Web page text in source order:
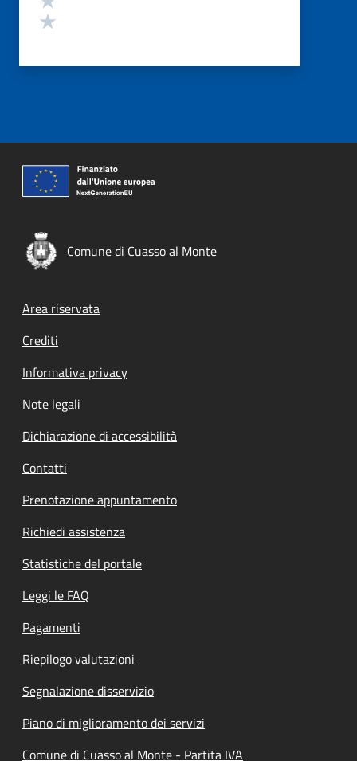
Comune di Cuasso al Monte
Footer menu
Area riservata
Crediti
Informativa privacy
Note legali
Dichiarazione di accessibilità
Contatti
Prenotazione appuntamento
Richiedi assistenza
Statistiche del portale
Leggi le FAQ
Pagamenti
Riepilogo valutazioni
Segnalazione disservizio
Piano di miglioramento dei servizi
Comune di Cuasso al Monte - Partita IVA